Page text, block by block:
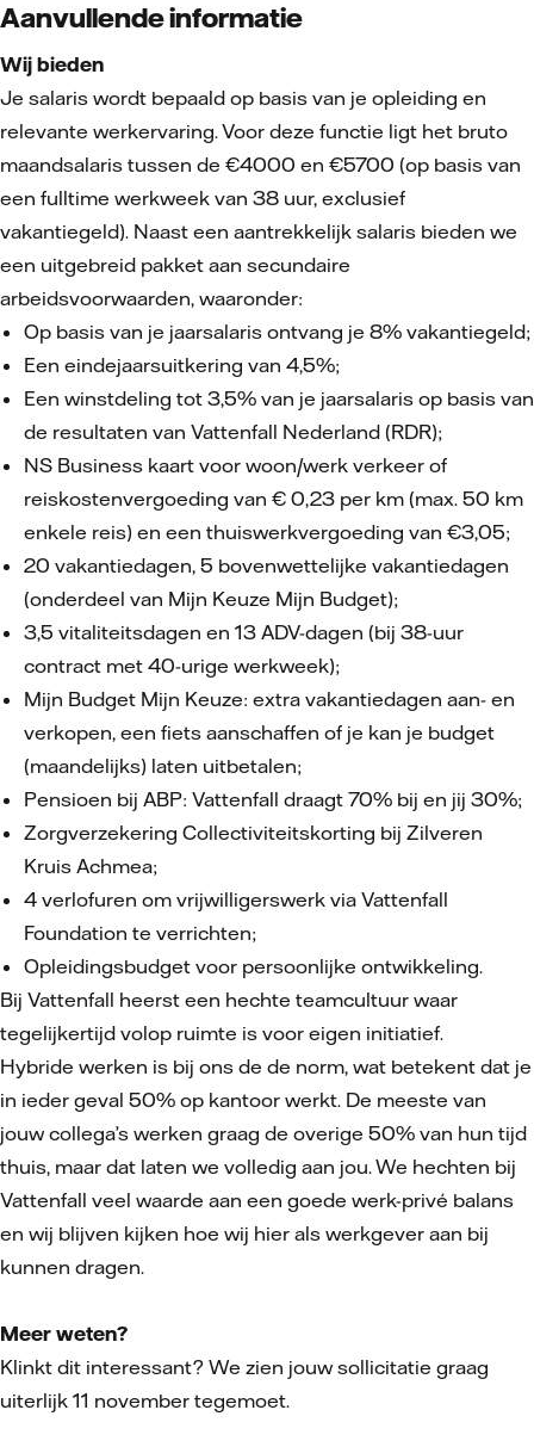
Aanvullende informatie
Wij bieden
Je salaris wordt bepaald op basis van je opleiding en
relevante werkervaring. Voor deze functie ligt het bruto
maandsalaris tussen de €4000 en €5700 (op basis van
een fulltime werkweek van 38 uur, exclusief
vakantiegeld). Naast een aantrekkelijk salaris bieden we
een uitgebreid pakket aan secundaire
arbeidsvoorwaarden, waaronder:
Op basis van je jaarsalaris ontvang je 8% vakantiegeld;
Een eindejaarsuitkering van 4,5%;
Een winstdeling tot 3,5% van je jaarsalaris op basis van
de resultaten van Vattenfall Nederland (RDR);
NS Business kaart voor woon/werk verkeer of
reiskostenvergoeding van € 0,23 per km (max. 50 km
enkele reis) en een thuiswerkvergoeding van €3,05;
20 vakantiedagen, 5 bovenwettelijke vakantiedagen
(onderdeel van Mijn Keuze Mijn Budget);
3,5 vitaliteitsdagen en 13 ADV-dagen (bij 38-uur
contract met 40-urige werkweek);
Mijn Budget Mijn Keuze: extra vakantiedagen aan- en
verkopen, een fiets aanschaffen of je kan je budget
(maandelijks) laten uitbetalen;
Pensioen bij ABP: Vattenfall draagt 70% bij en jij 30%;
Zorgverzekering Collectiviteitskorting bij Zilveren
Kruis Achmea;
4 verlofuren om vrijwilligerswerk via Vattenfall
Foundation te verrichten;
Opleidingsbudget voor persoonlijke ontwikkeling.
Bij Vattenfall heerst een hechte teamcultuur waar
tegelijkertijd volop ruimte is voor eigen initiatief.
Hybride werken is bij ons de de norm, wat betekent dat je
in ieder geval 50% op kantoor werkt. De meeste van
jouw collega’s werken graag de overige 50% van hun tijd
thuis, maar dat laten we volledig aan jou. We hechten bij
Vattenfall veel waarde aan een goede werk-privé balans
en wij blijven kijken hoe wij hier als werkgever aan bij
kunnen dragen.
Meer weten?
Klinkt dit interessant? We zien jouw sollicitatie graag
uiterlijk 11 november tegemoet.